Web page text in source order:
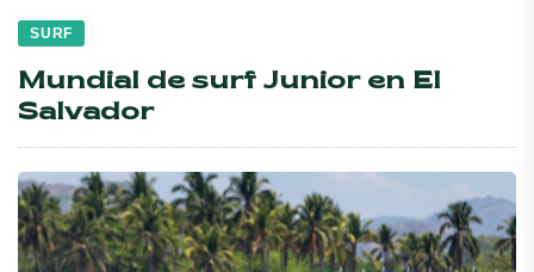
SURF
Mundial de surf Junior en El
Salvador